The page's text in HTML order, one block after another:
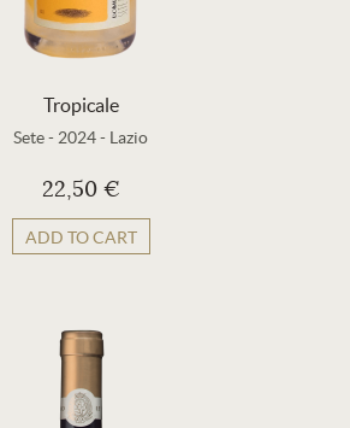
Tropicale
Sete- 2024- Lazio
22,50 €
ADD TO CART